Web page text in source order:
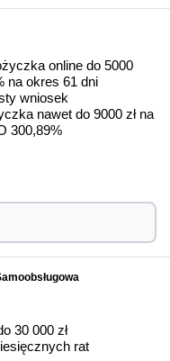
online do 5000
na okres 61 dni
wniosek
nawet do 9000 zł na
300,89%
30 000 zł
rat